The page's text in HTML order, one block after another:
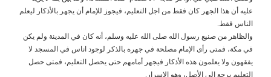
عليه أن هذا الجهر كان فقط من اجل التعليم، فيجوز للإمام أن يجهر بالأذكار ليعلم
الناس فقط.
والظاهر من صنيع رسول الله صلى الله عليه وسلم، أنه كان في المدينة ولم يكن
في مكة، فمتى رأى الإمام مصلحة في جهره بالذكر لوجود اناس في المسجد لا
يفقهون ولا يعلمون هذه الأذكار فيجهر أمامهم حتى يحصل التعليم، فمتى حصل
التعليم يرجع إلى الأصل، وهو الإسرار.